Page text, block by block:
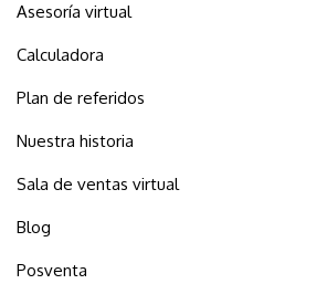
Asesoría virtual
Calculadora
Plan de referidos
Nuestra historia
Sala de ventas virtual
Blog
Posventa